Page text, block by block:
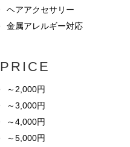
ヘアアクセサリー
金属アレルギー対応
PRICE
～2,000円
～3,000円
～4,000円
～5,000円